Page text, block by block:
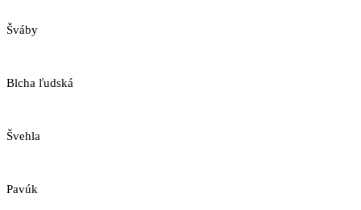
Šváby
Blcha ľudská
Švehla
Pavúk